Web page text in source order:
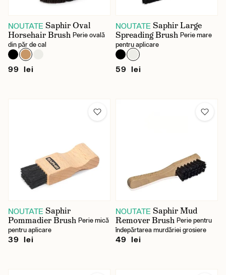
NOUTATE Saphir Oval
Horsehair Brush Perie ovală
din păr de cal
99 lei
NOUTATE Saphir Large
Spreading Brush Perie mare
pentru aplicare
59 lei
NOUTATE Saphir
Pommadier Brush Perie mică
pentru aplicare
39 lei
NOUTATE Saphir Mud
Remover Brush Perie pentru
îndepărtarea murdăriei grosiere
49 lei